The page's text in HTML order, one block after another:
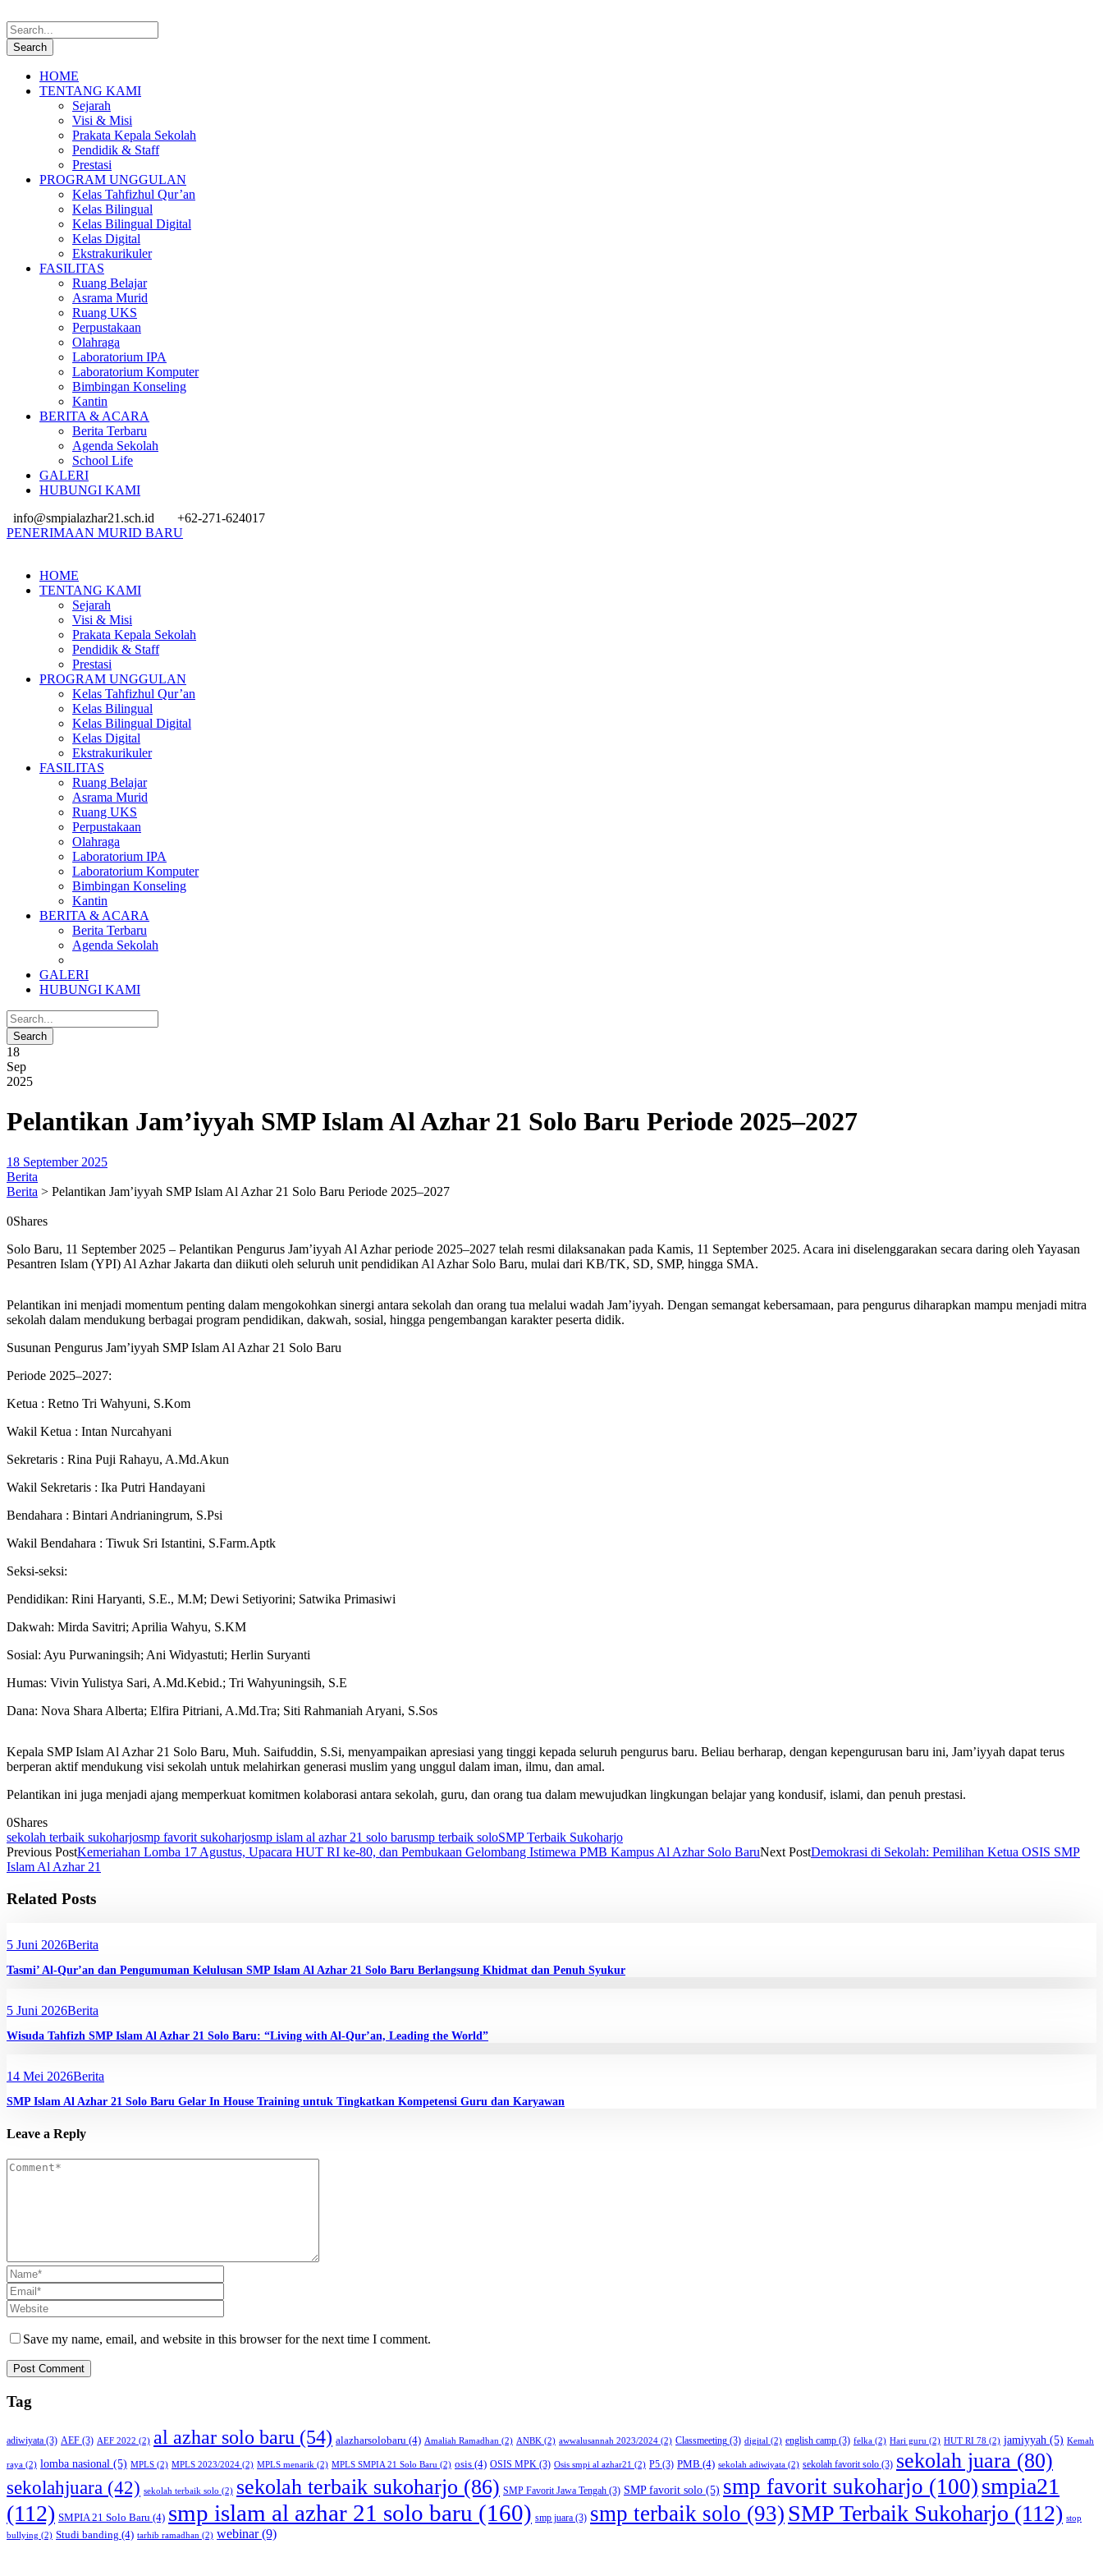
HOME
TENTANG KAMI
Sejarah
Visi & Misi
Prakata Kepala Sekolah
Pendidik & Staff
Prestasi
PROGRAM UNGGULAN
Kelas Tahfizhul Qur’an
Kelas Bilingual
Kelas Bilingual Digital
Kelas Digital
Ekstrakurikuler
FASILITAS
Ruang Belajar
Asrama Murid
Ruang UKS
Perpustakaan
Olahraga
Laboratorium IPA
Laboratorium Komputer
Bimbingan Konseling
Kantin
BERITA & ACARA
Berita Terbaru
Agenda Sekolah
School Life
GALERI
HUBUNGI KAMI
info@smpialazhar21.sch.id
+62-271-624017
PENERIMAAN MURID BARU
HOME
TENTANG KAMI
Sejarah
Visi & Misi
Prakata Kepala Sekolah
Pendidik & Staff
Prestasi
PROGRAM UNGGULAN
Kelas Tahfizhul Qur’an
Kelas Bilingual
Kelas Bilingual Digital
Kelas Digital
Ekstrakurikuler
FASILITAS
Ruang Belajar
Asrama Murid
Ruang UKS
Perpustakaan
Olahraga
Laboratorium IPA
Laboratorium Komputer
Bimbingan Konseling
Kantin
BERITA & ACARA
Berita Terbaru
Agenda Sekolah
GALERI
HUBUNGI KAMI
18
Sep
2025
Pelantikan Jam’iyyah SMP Islam Al Azhar 21 Solo Baru Periode 2025–2027
18 September 2025
Berita
Berita > Pelantikan Jam’iyyah SMP Islam Al Azhar 21 Solo Baru Periode 2025–2027
0Shares
Solo Baru, 11 September 2025 – Pelantikan Pengurus Jam’iyyah Al Azhar periode 2025–2027 telah resmi dilaksanakan pada Kamis, 11 September 2025. Acara ini diselenggarakan secara daring oleh Yayasan
Pesantren Islam (YPI) Al Azhar Jakarta dan diikuti oleh seluruh unit pendidikan Al Azhar Solo Baru, mulai dari KB/TK, SD, SMP, hingga SMA.
Pelantikan ini menjadi momentum penting dalam mengokohkan sinergi antara sekolah dan orang tua melalui wadah Jam’iyyah. Dengan semangat kebersamaan, para pengurus diharapkan mampu menjadi mitra
sekolah dalam mendukung berbagai program pendidikan, dakwah, sosial, hingga pengembangan karakter peserta didik.
Susunan Pengurus Jam’iyyah SMP Islam Al Azhar 21 Solo Baru
Periode 2025–2027:
Ketua : Retno Tri Wahyuni, S.Kom
Wakil Ketua : Intan Nurcahyani
Sekretaris : Rina Puji Rahayu, A.Md.Akun
Wakil Sekretaris : Ika Putri Handayani
Bendahara : Bintari Andrianingrum, S.Psi
Wakil Bendahara : Tiwuk Sri Istantini, S.Farm.Aptk
Seksi-seksi:
Pendidikan: Rini Haryanti, S.E., M.M; Dewi Setiyorini; Satwika Primasiwi
Dakwah: Mirda Savitri; Aprilia Wahyu, S.KM
Sosial: Ayu Purwaningsih; Ani Widyastuti; Herlin Suryanti
Humas: Vivin Yulistya Sari, A.Md.Kebid.; Tri Wahyuningsih, S.E
Dana: Nova Shara Alberta; Elfira Pitriani, A.Md.Tra; Siti Rahmaniah Aryani, S.Sos
Kepala SMP Islam Al Azhar 21 Solo Baru, Muh. Saifuddin, S.Si, menyampaikan apresiasi yang tinggi kepada seluruh pengurus baru. Beliau berharap, dengan kepengurusan baru ini, Jam’iyyah dapat terus
berperan aktif mendukung visi sekolah untuk melahirkan generasi muslim yang unggul dalam iman, ilmu, dan amal.
Pelantikan ini juga menjadi ajang memperkuat komitmen kolaborasi antara sekolah, guru, dan orang tua dalam mewujudkan lingkungan belajar yang kondusif, islami, dan penuh prestasi.
0Shares
sekolah terbaik sukoharjosmp favorit sukoharjosmp islam al azhar 21 solo barusmp terbaik soloSMP Terbaik Sukoharjo
Previous PostKemeriahan Lomba 17 Agustus, Upacara HUT RI ke-80, dan Pembukaan Gelombang Istimewa PMB Kampus Al Azhar Solo BaruNext PostDemokrasi di Sekolah: Pemilihan Ketua OSIS SMP
Islam Al Azhar 21
Related Posts
5 Juni 2026Berita
Tasmi’ Al-Qur’an dan Pengumuman Kelulusan SMP Islam Al Azhar 21 Solo Baru Berlangsung Khidmat dan Penuh Syukur
5 Juni 2026Berita
Wisuda Tahfizh SMP Islam Al Azhar 21 Solo Baru: “Living with Al-Qur’an, Leading the World”
14 Mei 2026Berita
SMP Islam Al Azhar 21 Solo Baru Gelar In House Training untuk Tingkatkan Kompetensi Guru dan Karyawan
Leave a Reply
Save my name, email, and website in this browser for the next time I comment.
Tag
adiwiyata (3) AEF (3) AEF 2022 (2) al azhar solo baru (54) alazharsolobaru (4) Amaliah Ramadhan (2) ANBK (2) awwalusannah 2023/2024 (2) Classmeeting (3) digital (2) english camp (3) felka (2) Hari guru (2) HUT RI 78 (2) jamiyyah (5) Kemah
raya (2) lomba nasional (5) MPLS (2) MPLS 2023/2024 (2) MPLS menarik (2) MPLS SMPIA 21 Solo Baru (2) osis (4) OSIS MPK (3) Osis smpi al azhar21 (2) P5 (3) PMB (4) sekolah adiwiyata (2) sekolah favorit solo (3) sekolah juara (80)
sekolahjuara (42) sekolah terbaik solo (2) sekolah terbaik sukoharjo (86) SMP Favorit Jawa Tengah (3) SMP favorit solo (5) smp favorit sukoharjo (100) smpia21
(112) SMPIA 21 Solo Baru (4) smp islam al azhar 21 solo baru (160) smp juara (3) smp terbaik solo (93) SMP Terbaik Sukoharjo (112) stop
bullying (2) Studi banding (4) tarhib ramadhan (2) webinar(9)